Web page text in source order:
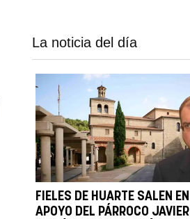
La noticia del día
FIELES DE HUARTE SALEN EN
APOYO DEL PÁRROCO JAVIER